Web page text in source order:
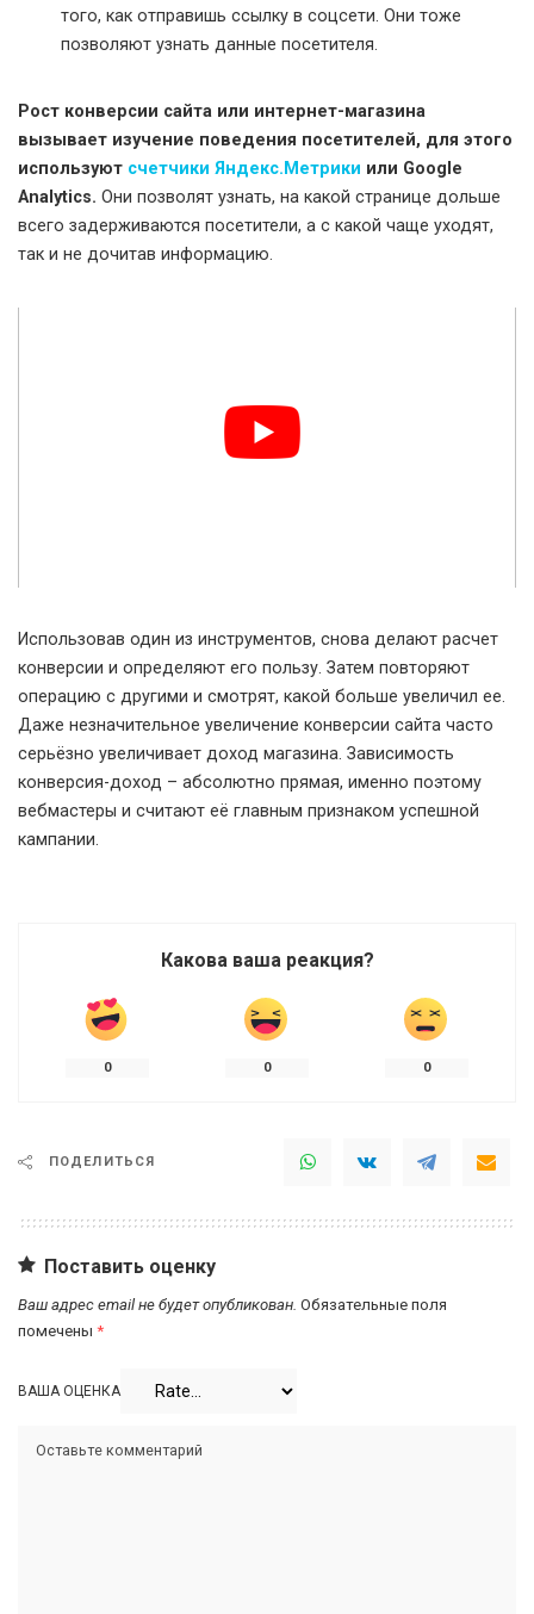
того, как отправишь ссылку в соцсети. Они тоже
позволяют узнать данные посетителя.
Рост конверсии сайта или интернет-магазина
вызывает изучение поведения посетителей, для этого
используют счетчики Яндекс.Метрики или Google
Analytics. Они позволят узнать, на какой странице дольше
всего задерживаются посетители, а с какой чаще уходят,
так и не дочитав информацию.
Использовав один из инструментов, снова делают расчет
конверсии и определяют его пользу. Затем повторяют
операцию с другими и смотрят, какой больше увеличил ее.
Даже незначительное увеличение конверсии сайта часто
серьёзно увеличивает доход магазина. Зависимость
конверсия-доход – абсолютно прямая, именно поэтому
вебмастеры и считают её главным признаком успешной
кампании.
Какова ваша реакция?
0 0 0
ПОДЕЛИТЬСЯ
Поставить оценку
Ваш адрес email не будет опубликован. Обязательные поля
помечены *
ВАША ОЦЕНКА